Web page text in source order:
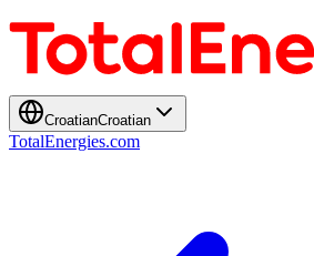
CroatianCroatian
TotalEnergies.com